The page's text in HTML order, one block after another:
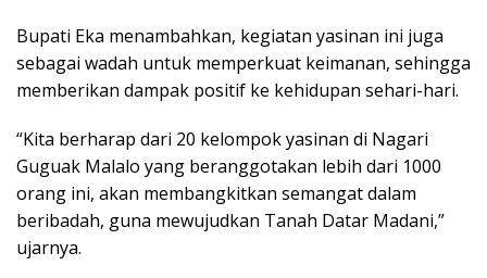
Bupati Eka menambahkan, kegiatan yasinan ini juga
sebagai wadah untuk memperkuat keimanan, sehingga
memberikan dampak positif ke kehidupan sehari-hari.
“Kita berharap dari 20 kelompok yasinan di Nagari
Guguak Malalo yang beranggotakan lebih dari 1000
orang ini, akan membangkitkan semangat dalam
beribadah, guna mewujudkan Tanah Datar Madani,”
ujarnya.